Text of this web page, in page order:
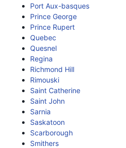
Port Aux-basques
Prince George
Prince Rupert
Quebec
Quesnel
Regina
Richmond Hill
Rimouski
Saint Catherine
Saint John
Sarnia
Saskatoon
Scarborough
Smithers